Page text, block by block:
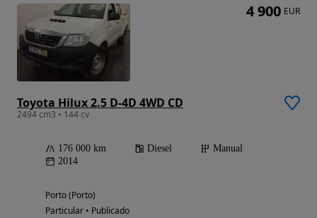
Toyota Hilux 2.5 D-4D 4WD CD
2494 cm3 • 144 cv
176 000 km Diesel
Manual
2014
Porto (Porto)
Particular • Publicado
4 900 EUR